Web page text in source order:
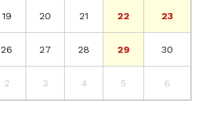
19 20 21 22 23
26 27 28 29 30
2 3 4 5 6